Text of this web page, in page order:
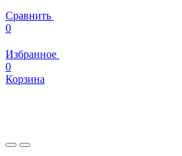
Сравнить
0
Избранное
0
Корзина